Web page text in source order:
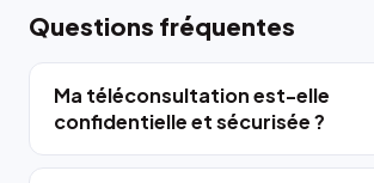
Questions fréquentes
Ma téléconsultation est-elle
confidentielle et sécurisée ?